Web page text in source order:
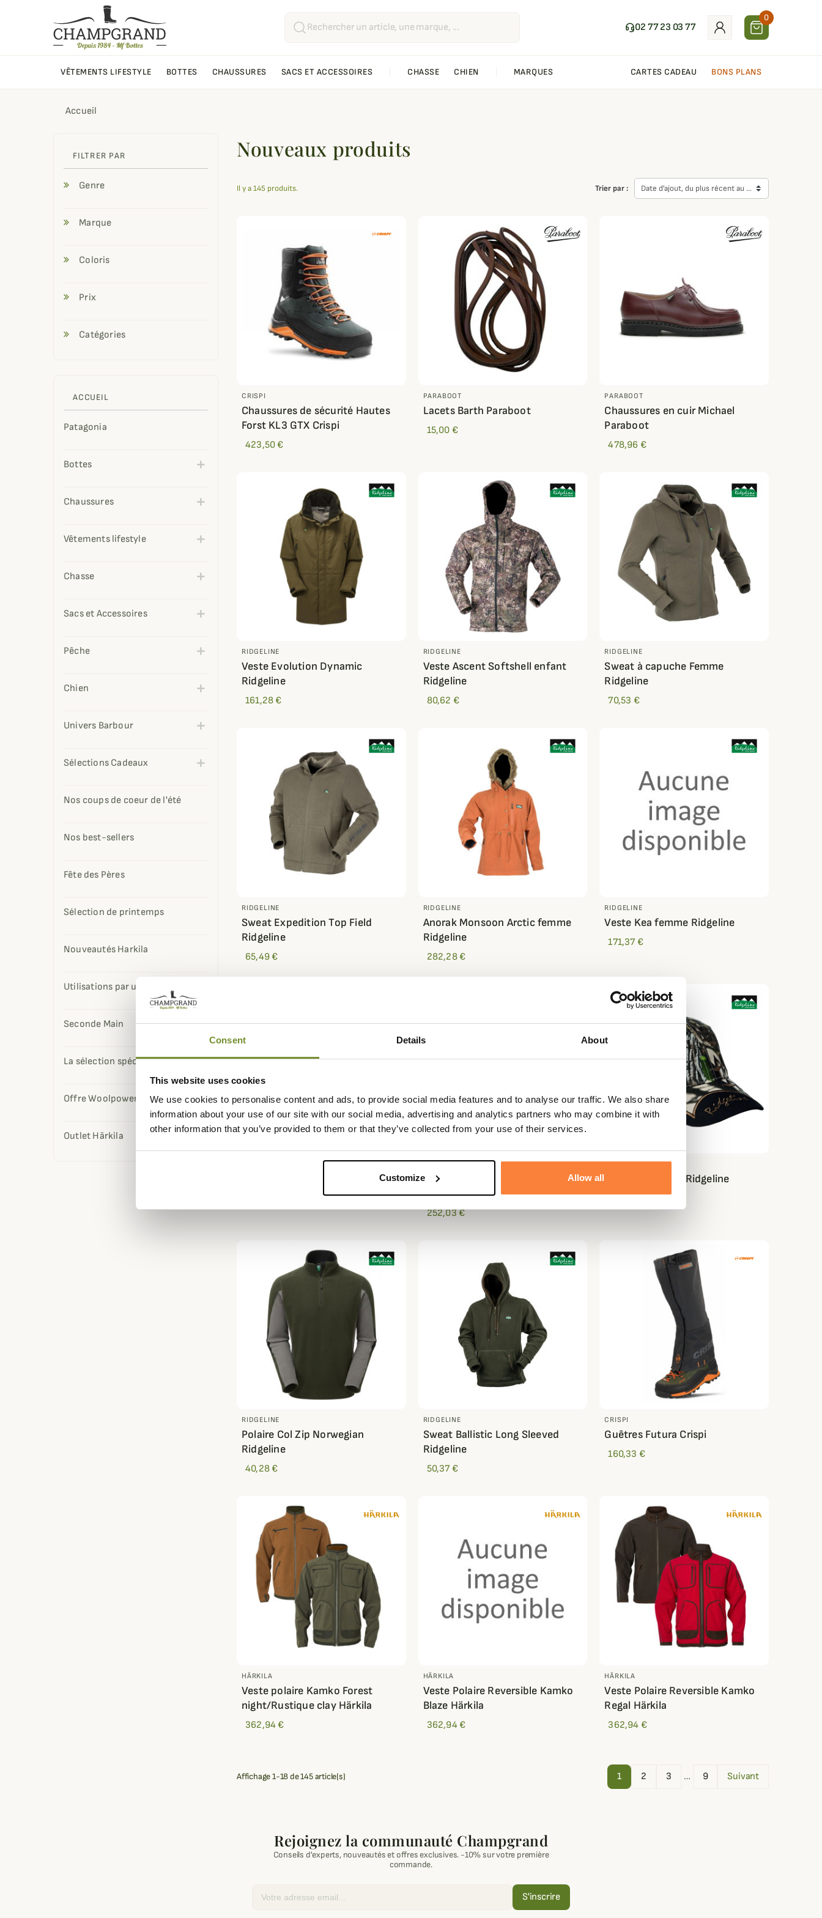
Consent Details About
This website uses cookies
We use cookies to personalise content and ads, to provide social media features and to analyse our traffic. We also share
information about your use of our site with our social media, advertising and analytics partners who may combine it with
other information that you’ve provided to them or that they’ve collected from your use of their services.
Customize Allow all
02 77 23 03 77
0
VÊTEMENTS LIFESTYLE BOTTES CHAUSSURES SACS ET ACCESSOIRES CHASSE CHIEN MARQUES CARTES CADEAU BONS PLANS
Accueil
FILTRER PAR
Genre
Marque
Coloris
Prix
Catégories
ACCUEIL
Patagonia
Bottes
Chaussures
Vêtements lifestyle
Chasse
Sacs et Accessoires
Pêche
Chien
Univers Barbour
Sélections Cadeaux
Nos coups de coeur de l'été
Nos best-sellers
Fête des Pères
Sélection de printemps
Nouveautés Harkila
Utilisations par usage
Seconde Main
La sélection spéciale d'Alec
Offre Woolpower
Outlet Härkila
Nouveaux produits
Trier par : Date d'ajout, du plus récent au plus ancien
Il y a 145 produits.
CRISPI
Chaussures de sécurité Hautes
Forst KL3 GTX Crispi
423,50 €
PARABOOT
Lacets Barth Paraboot
15,00 €
PARABOOT
Chaussures en cuir Michael
Paraboot
478,96 €
RIDGELINE
Veste Evolution Dynamic
Ridgeline
161,28 €
RIDGELINE
Veste Ascent Softshell enfant
Ridgeline
80,62 €
RIDGELINE
Sweat à capuche Femme
Ridgeline
70,53 €
RIDGELINE
Sweat Expedition Top Field
Ridgeline
65,49 €
RIDGELINE
Anorak Monsoon Arctic femme
Ridgeline
282,28 €
RIDGELINE
Veste Kea femme Ridgeline
171,37 €
RIDGELINE
Anorak Evolution Heather
Ridgeline
252,03 €
RIDGELINE
Casquette Slash Ridgeline
15,07 €
RIDGELINE
Polaire Col Zip Norwegian
Ridgeline
40,28 €
RIDGELINE
Sweat Ballistic Long Sleeved
Ridgeline
50,37 €
CRISPI
Guêtres Futura Crispi
160,33 €
HÄRKILA
Veste polaire Kamko Forest
night/Rustique clay Härkila
362,94 €
HÄRKILA
Veste Polaire Reversible Kamko
Blaze Härkila
362,94 €
HÄRKILA
Veste Polaire Reversible Kamko
Regal Härkila
362,94 €
Affichage 1-18 de 145 article(s) 1 2 3 … 9 Suivant
Rejoignez la communauté Champgrand
Conseils d'experts, nouveautés et offres exclusives. -10% sur votre première
commande.
S'inscrire